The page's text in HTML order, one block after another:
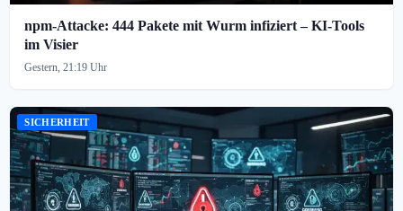
npm-Attacke: 444 Pakete mit Wurm infiziert – KI-Tools
im Visier
Gestern, 21:19 Uhr
SICHERHEIT